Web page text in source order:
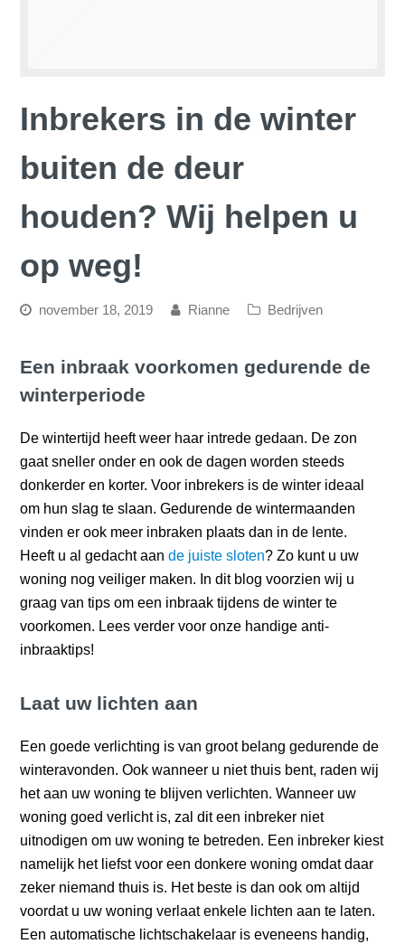
Inbrekers in de winter
buiten de deur
houden? Wij helpen u
op weg!
november 18, 2019 Rianne Bedrijven
Een inbraak voorkomen gedurende de
winterperiode
De wintertijd heeft weer haar intrede gedaan. De zon
gaat sneller onder en ook de dagen worden steeds
donkerder en korter. Voor inbrekers is de winter ideaal
om hun slag te slaan. Gedurende de wintermaanden
vinden er ook meer inbraken plaats dan in de lente.
Heeft u al gedacht aande juiste sloten? Zo kunt u uw
woning nog veiliger maken. In dit blog voorzien wij u
graag van tips om een inbraak tijdens de winter te
voorkomen. Lees verder voor onze handige anti-
inbraaktips!
Laat uw lichten aan
Een goede verlichting is van groot belang gedurende de
winteravonden. Ook wanneer u niet thuis bent, raden wij
het aan uw woning te blijven verlichten. Wanneer uw
woning goed verlicht is, zal dit een inbreker niet
uitnodigen om uw woning te betreden. Een inbreker kiest
namelijk het liefst voor een donkere woning omdat daar
zeker niemand thuis is. Het beste is dan ook om altijd
voordat u uw woning verlaat enkele lichten aan te laten.
Een automatische lichtschakelaar is eveneens handig,